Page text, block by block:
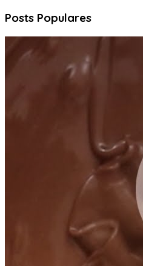
Posts Populares